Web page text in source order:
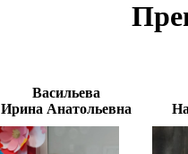
Васильева
Ирина Анатольевна